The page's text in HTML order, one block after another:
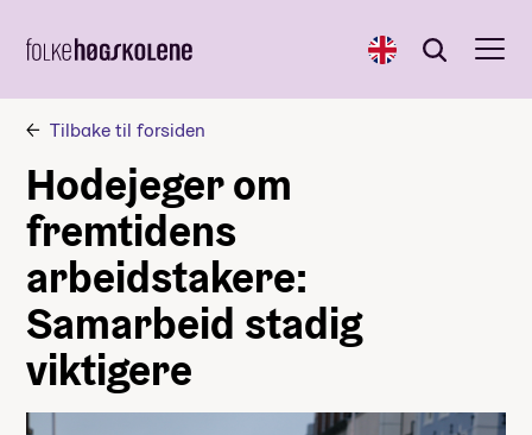
English Søk
Søk
Tilbake til forsiden
Hodejeger om
fremtidens
arbeidstakere:
Samarbeid stadig
viktigere